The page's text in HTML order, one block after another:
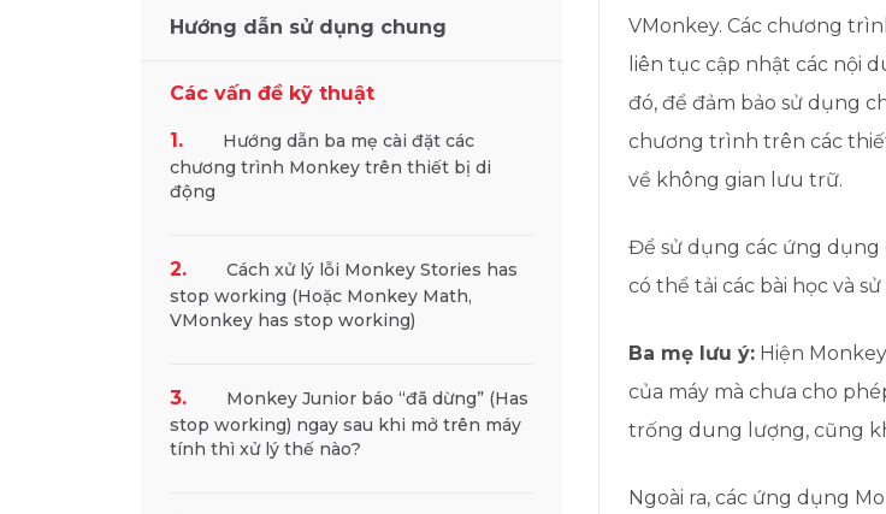
Hướng dẫn sử dụng chung
Các vấn đề kỹ thuật
1.
Hướng dẫn ba mẹ cài đặt các
chương trình Monkey trên thiết bị di
động
2.
Cách xử lý lỗi Monkey Stories has
stop working (Hoặc Monkey Math,
VMonkey has stop working)
3.
Monkey Junior báo “đã dừng” (Has
stop working) ngay sau khi mở trên máy
tính thì xử lý thế nào?
VMonkey. Các chương
liên tục cập nhật các nội
đó, để đảm bảo sử dụng
chương trình trên các
về không gian lưu trữ.
Để sử dụng các ứng dụng
có thể tải các bài học và
Ba mẹ lưu ý: Hiện
của máy mà chưa cho
trống dung lượng, cũng
Ngoài ra, các ứng dụng